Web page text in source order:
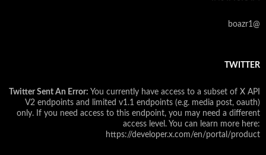
@boazr1
TWITTER
Twitter Sent An Error: You currently have access to a subset of X API
V2 endpoints and limited v1.1 endpoints (e.g. media post, oauth)
only. If you need access to this endpoint, you may need a different
access level. You can learn more here:
https://developer.x.com/en/portal/product